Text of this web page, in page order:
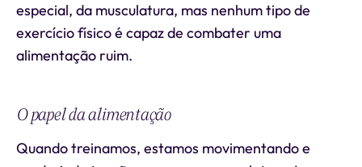
especial, da musculatura, mas nenhum tipo de
exercício físico é capaz de combater uma
alimentação ruim.
O papel da alimentação
Quando treinamos, estamos movimentando e